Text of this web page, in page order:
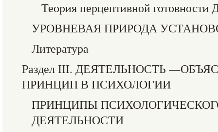
Теория перцептивной готовности
УРОВНЕВАЯ ПРИРОДА
Литература
Раздел III. ДЕЯТЕЛЬНОСТЬ
ПРИНЦИП В ПСИХОЛОГИИ
ПРИНЦИПЫ
ДЕЯТЕЛЬНОСТИ